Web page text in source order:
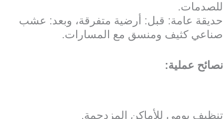
للصدمات.
حديقة عامة: قبل: أرضية متفرقة، وبعد: عشب
صناعي كثيف ومنسق مع المسارات.
نصائح عملية:
تنظيف يومي للأماكن المزدحمة.